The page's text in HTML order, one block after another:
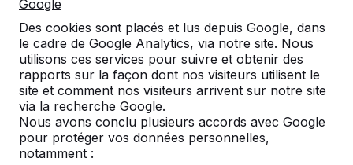
Google
Des cookies sont placés et lus depuis Google, dans
le cadre de Google Analytics, via notre site. Nous
utilisons ces services pour suivre et obtenir des
rapports sur la façon dont nos visiteurs utilisent le
site et comment nos visiteurs arrivent sur notre site
via la recherche Google.
Nous avons conclu plusieurs accords avec Google
pour protéger vos données personnelles,
notamment :
Couleur
Nombre